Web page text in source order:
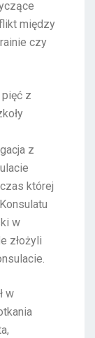
między
czy
z
z
której
w
złożyli
w